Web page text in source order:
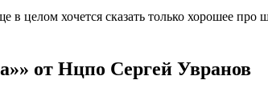
в целом хочется сказать только хорошее
от Нцпо Сергей Увранов